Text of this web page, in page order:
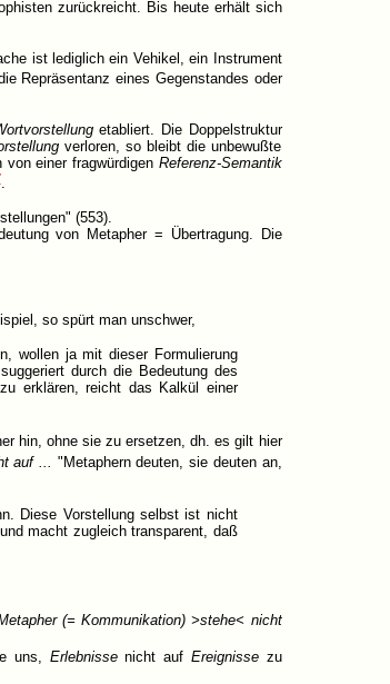
zurückreicht. Bis heute erhält sich
ist lediglich ein Vehikel, ein Instrument
Repräsentanz eines Gegenstandes oder
etabliert. Die Doppelstruktur
verloren, so bleibt die unbewußte
einer fragwürdigen Referenz-Semantik
.
(553).
von Metapher = Übertragung. Die
so spürt man unschwer,
wollen ja mit dieser Formulierung
durch die Bedeutung des
erklären, reicht das Kalkül einer
hin, ohne sie zu ersetzen, dh. es gilt hier
auf ... "Metaphern deuten, sie deuten an,
Diese Vorstellung selbst ist nicht
macht zugleich transparent, daß
(= Kommunikation) >stehe< nicht
uns, Erlebnissenicht auf Ereignissezu